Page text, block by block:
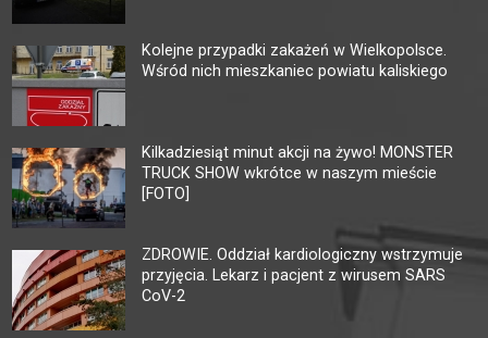
Kolejne przypadki zakażeń w Wielkopolsce.
Wśród nich mieszkaniec powiatu kaliskiego
Kilkadziesiąt minut akcji na żywo! MONSTER
TRUCK SHOW wkrótce w naszym mieście
[FOTO]
ZDROWIE. Oddział kardiologiczny wstrzymuje
przyjęcia. Lekarz i pacjent z wirusem SARS
CoV-2